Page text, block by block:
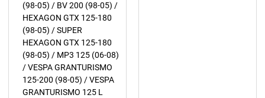
(98-05) / BV 200 (98-05) /
HEXAGON GTX 125-180
(98-05) / SUPER
HEXAGON GTX 125-180
(98-05) / MP3 125 (06-08)
/ VESPA GRANTURISMO
125-200 (98-05) / VESPA
GRANTURISMO 125 L